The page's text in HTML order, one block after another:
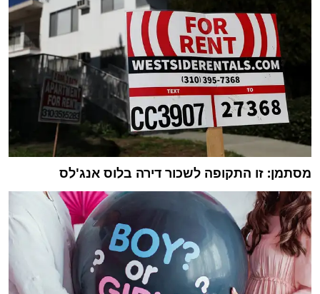
מסתמן: זו התקופה לשכור דירה בלוס אנג'לס